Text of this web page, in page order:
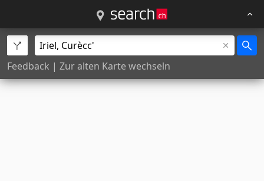
Feedback | Zur alten Karte wechseln